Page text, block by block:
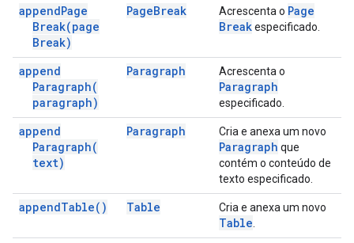
appendPage
Break(page
Break)
PageBreak Acrescenta o Page
Breakespecificado.
append
Paragraph(
paragraph)
Paragraph Acrescenta o
Paragraph
especificado.
append
Paragraph(
text)
Paragraph Cria e anexa um novo
Paragraph que
contém o conteúdo de
texto especificado.
appendTable( ) Table Cria e anexa um novo
Table